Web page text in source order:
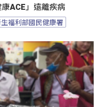
ACE」遠離疾病
福利部國民健康署